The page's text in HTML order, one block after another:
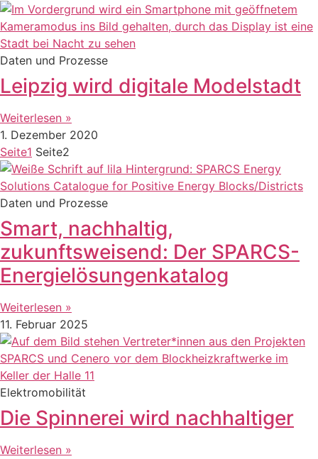
Daten und Prozesse
Leipzig wird digitale Modelstadt
Weiterlesen »
1. Dezember 2020
Seite1 Seite2
Daten und Prozesse
Smart, nachhaltig,
zukunftsweisend: Der SPARCS-
Energielösungenkatalog
Weiterlesen »
11. Februar 2025
Elektromobilität
Die Spinnerei wird nachhaltiger
Weiterlesen »